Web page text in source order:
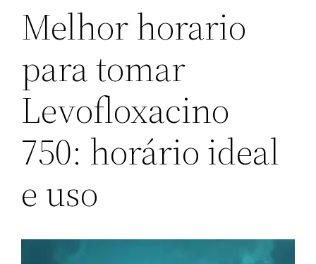
Melhor horario
para tomar
Levofloxacino
750: horário ideal
e uso